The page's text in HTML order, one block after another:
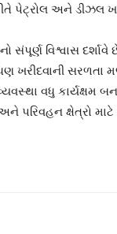
પેટ્રોલ અને ડીઝલ
વિશ્વાસ
ખરીદવાની સરળતા
વધુ કાર્યક્ષમ
ક્ષેત્રો માટે